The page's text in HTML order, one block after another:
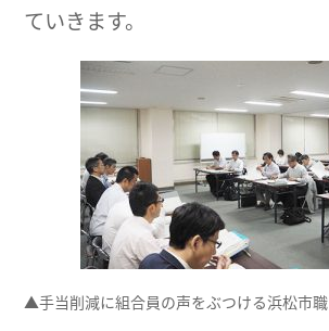
ていきます。
▲手当削減に組合員の声をぶつける浜松市職